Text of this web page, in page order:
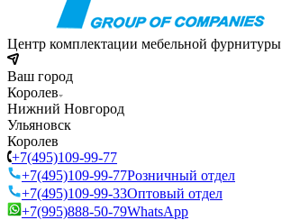
Центр комплектации мебельной фурнитуры
Ваш город
Королев
Нижний Новгород
Ульяновск
Королев
+7(495)109-99-77
+7(495)109-99-77Розничный отдел
+7(495)109-99-33Оптовый отдел
+7(995)888-50-79WhatsApp